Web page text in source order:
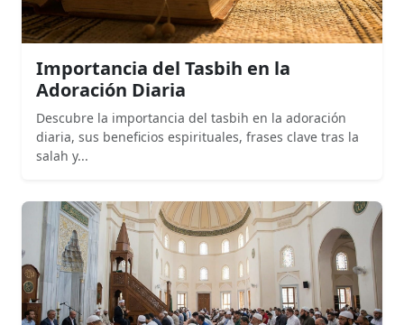
Importancia del Tasbih en la
Adoración Diaria
Descubre la importancia del tasbih en la adoración
diaria, sus beneficios espirituales, frases clave tras la
salah y...